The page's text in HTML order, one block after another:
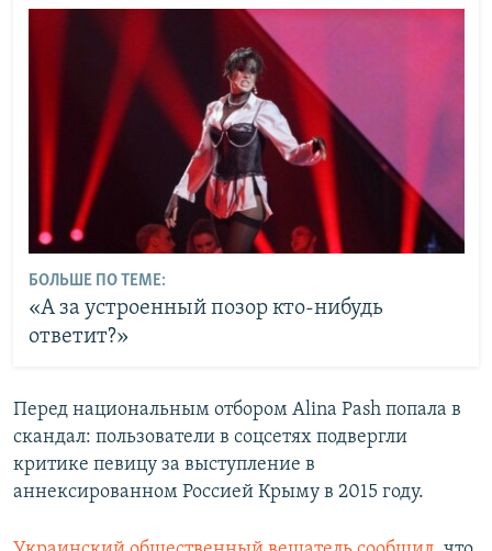
БОЛЬШЕ ПО ТЕМЕ:
«А за устроенный позор кто-нибудь
ответит?»
Перед национальным отбором Alina Pash попала в
скандал: пользователи в соцсетях подвергли
критике певицу за выступление в
аннексированном Россией Крыму в 2015 году.